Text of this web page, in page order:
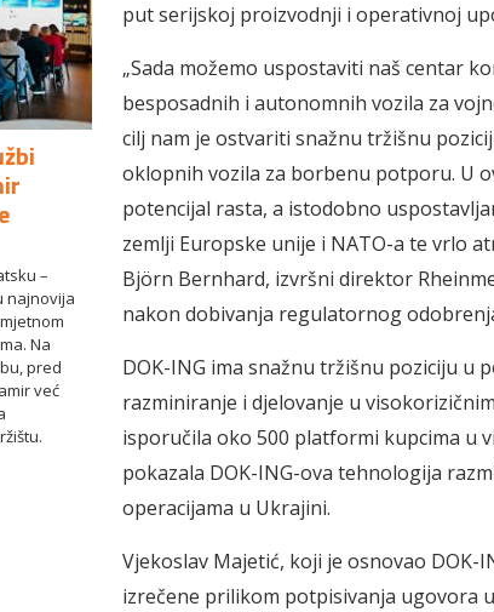
–
najnovija
Na
pred
već
put serijskoj proizvodnji i operativnoj
„Sada možemo uspostaviti naš centar
besposadnih i autonomnih vozila za
cilj nam je ostvariti snažnu tržišnu
oklopnih vozila za borbenu potporu. U
potencijal rasta, a istodobno
zemlji Europske unije i NATO-a te vrlo
Björn Bernhard, izvršni direktor
nakon dobivanja regulatornog
DOK-ING ima snažnu tržišnu poziciju u
razminiranje i djelovanje u
isporučila oko 500 platformi kupcima u
pokazala DOK-ING-ova tehnologija
operacijama u Ukrajini.
Vjekoslav Majetić, koji je osnovao DOK-
izrečene prilikom potpisivanja ugovora